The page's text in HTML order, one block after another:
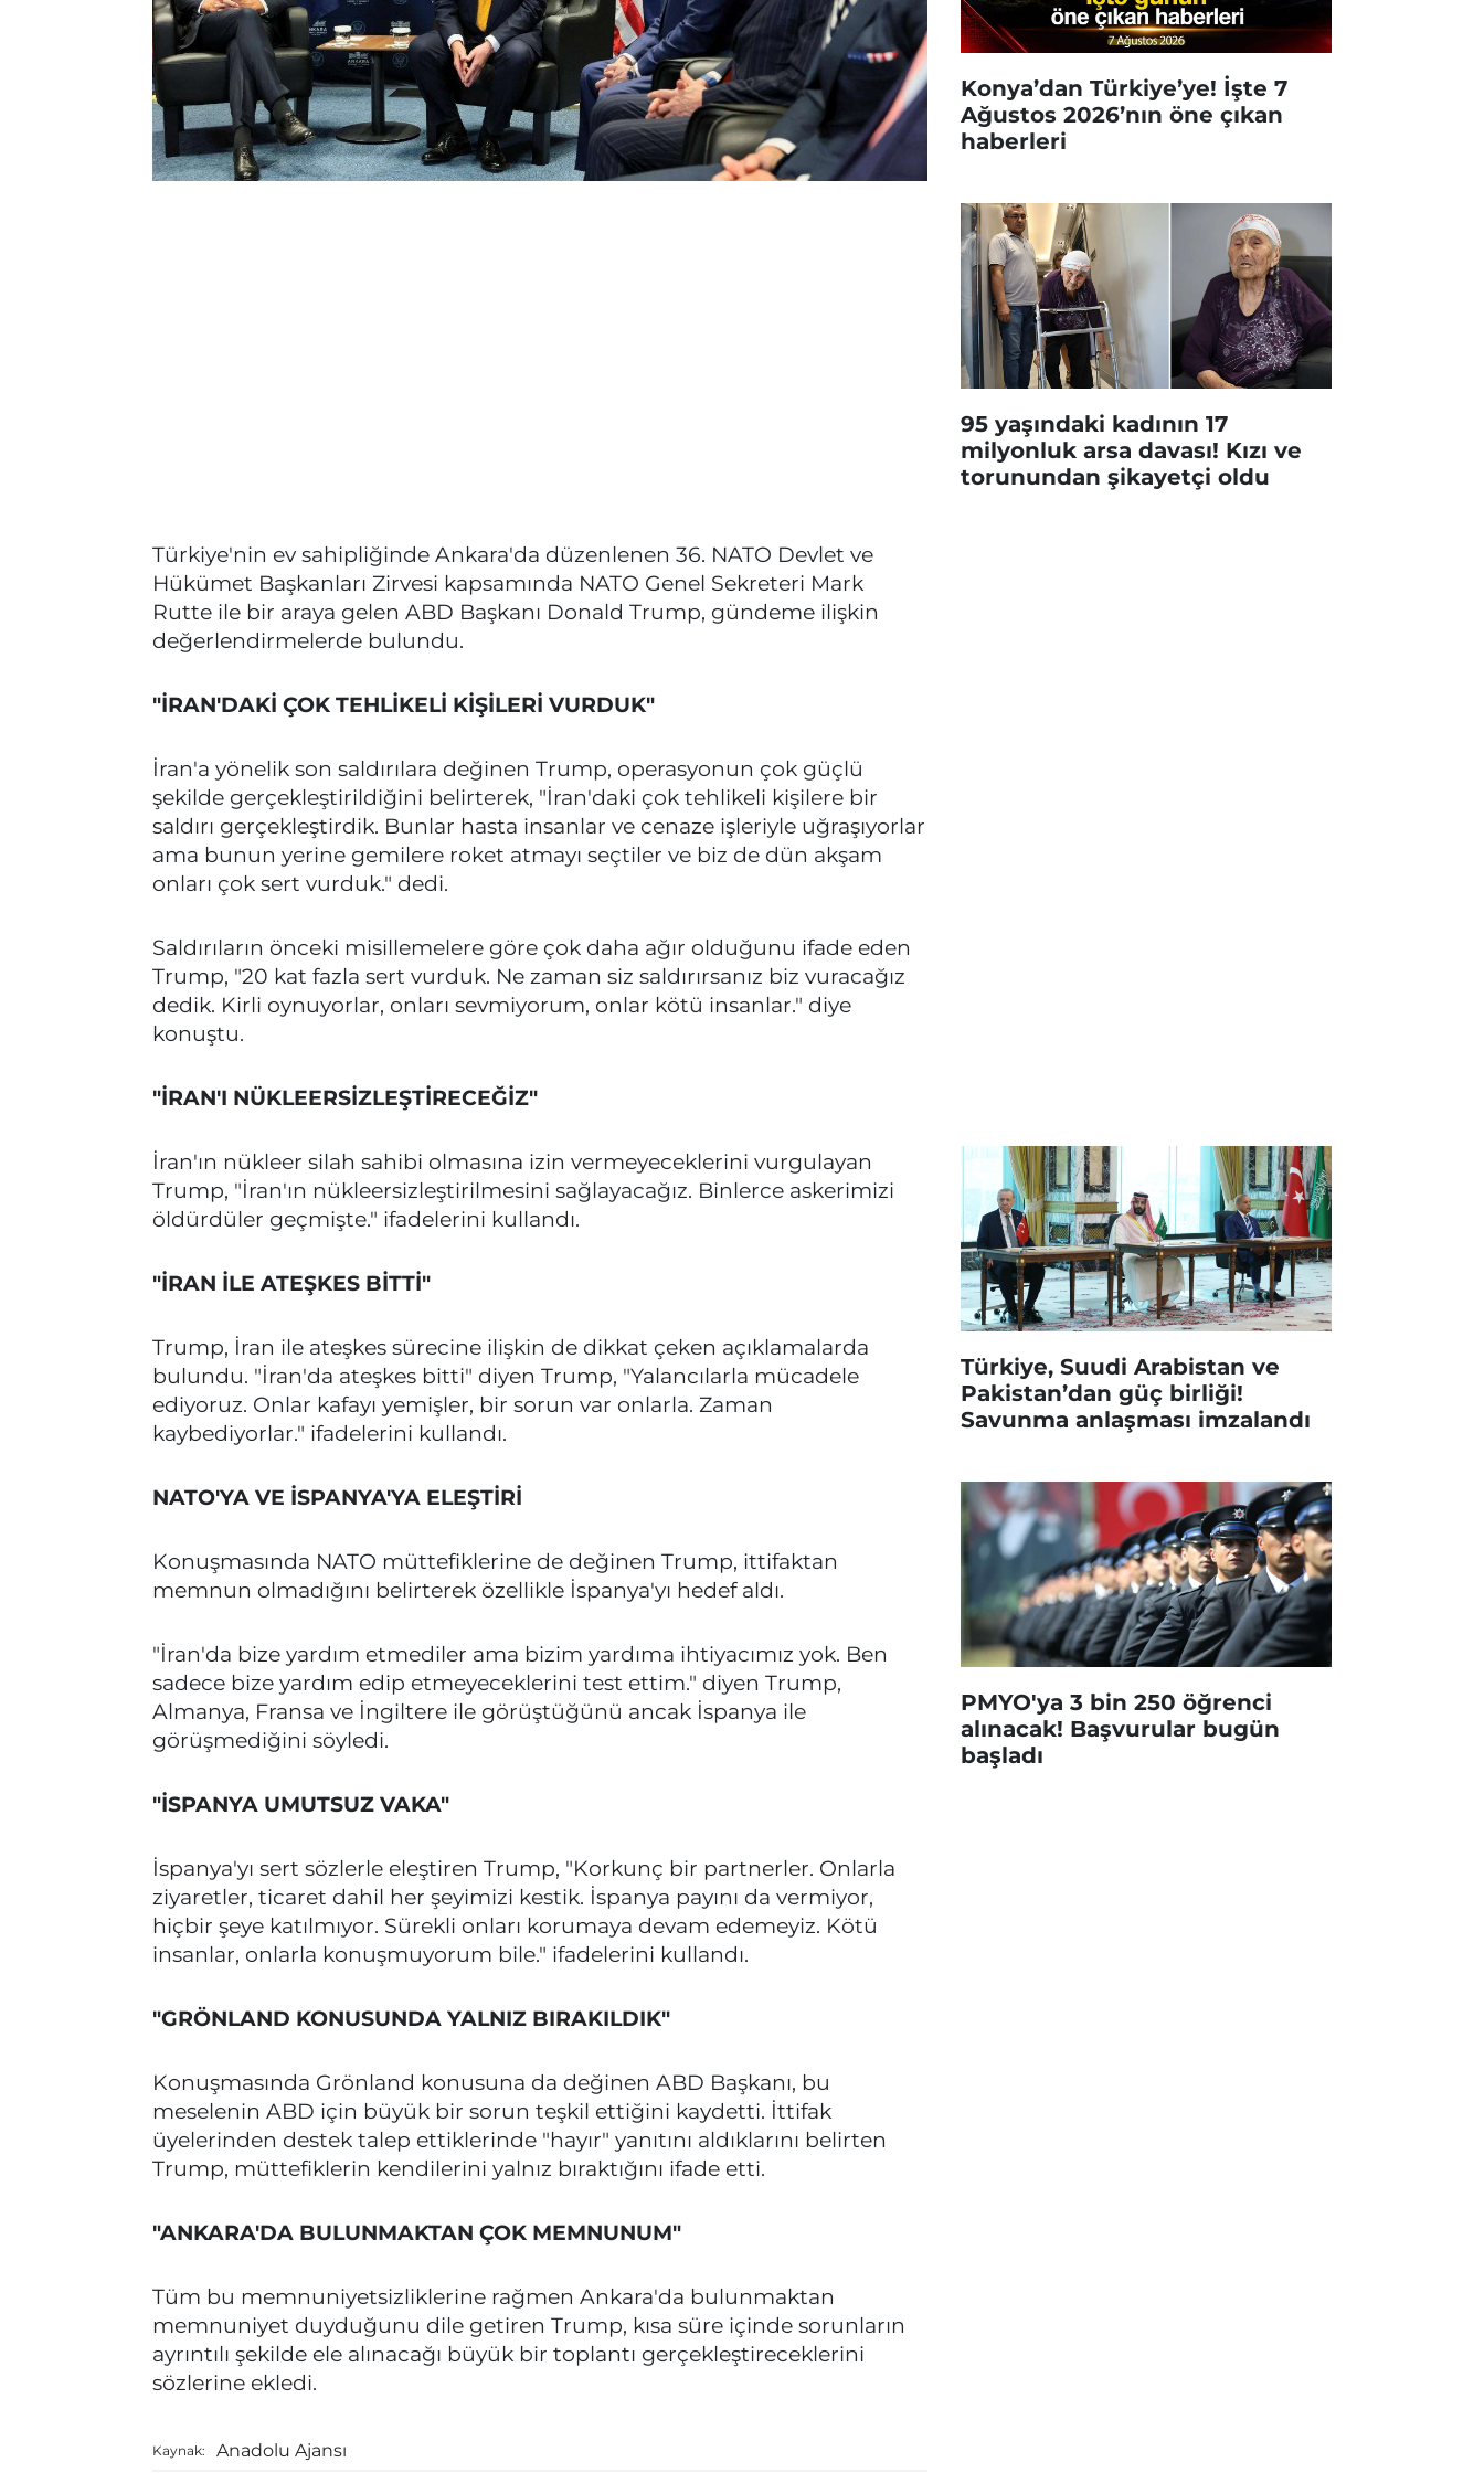
Türkiye'nin ev sahipliğinde Ankara'da düzenlenen 36. NATO Devlet ve
Hükümet Başkanları Zirvesi kapsamında NATO Genel Sekreteri Mark
Rutte ile bir araya gelen ABD Başkanı Donald Trump, gündeme ilişkin
değerlendirmelerde bulundu.
"İRAN'DAKİ ÇOK TEHLİKELİ KİŞİLERİ VURDUK"
İran'a yönelik son saldırılara değinen Trump, operasyonun çok güçlü
şekilde gerçekleştirildiğini belirterek, "İran'daki çok tehlikeli kişilere bir
saldırı gerçekleştirdik. Bunlar hasta insanlar ve cenaze işleriyle uğraşıyorlar
ama bunun yerine gemilere roket atmayı seçtiler ve biz de dün akşam
onları çok sert vurduk." dedi.
Saldırıların önceki misillemelere göre çok daha ağır olduğunu ifade eden
Trump, "20 kat fazla sert vurduk. Ne zaman siz saldırırsanız biz vuracağız
dedik. Kirli oynuyorlar, onları sevmiyorum, onlar kötü insanlar." diye
konuştu.
"İRAN'I NÜKLEERSİZLEŞTİRECEĞİZ"
İran'ın nükleer silah sahibi olmasına izin vermeyeceklerini vurgulayan
Trump, "İran'ın nükleersizleştirilmesini sağlayacağız. Binlerce askerimizi
öldürdüler geçmişte." ifadelerini kullandı.
"İRAN İLE ATEŞKES BİTTİ"
Trump, İran ile ateşkes sürecine ilişkin de dikkat çeken açıklamalarda
bulundu. "İran'da ateşkes bitti" diyen Trump, "Yalancılarla mücadele
ediyoruz. Onlar kafayı yemişler, bir sorun var onlarla. Zaman
kaybediyorlar." ifadelerini kullandı.
NATO'YA VE İSPANYA'YA ELEŞTİRİ
Konuşmasında NATO müttefiklerine de değinen Trump, ittifaktan
memnun olmadığını belirterek özellikle İspanya'yı hedef aldı.
"İran'da bize yardım etmediler ama bizim yardıma ihtiyacımız yok. Ben
sadece bize yardım edip etmeyeceklerini test ettim." diyen Trump,
Almanya, Fransa ve İngiltere ile görüştüğünü ancak İspanya ile
görüşmediğini söyledi.
"İSPANYA UMUTSUZ VAKA"
İspanya'yı sert sözlerle eleştiren Trump, "Korkunç bir partnerler. Onlarla
ziyaretler, ticaret dahil her şeyimizi kestik. İspanya payını da vermiyor,
hiçbir şeye katılmıyor. Sürekli onları korumaya devam edemeyiz. Kötü
insanlar, onlarla konuşmuyorum bile." ifadelerini kullandı.
"GRÖNLAND KONUSUNDA YALNIZ BIRAKILDIK"
Konuşmasında Grönland konusuna da değinen ABD Başkanı, bu
meselenin ABD için büyük bir sorun teşkil ettiğini kaydetti. İttifak
üyelerinden destek talep ettiklerinde "hayır" yanıtını aldıklarını belirten
Trump, müttefiklerin kendilerini yalnız bıraktığını ifade etti.
"ANKARA'DA BULUNMAKTAN ÇOK MEMNUNUM"
Tüm bu memnuniyetsizliklerine rağmen Ankara'da bulunmaktan
memnuniyet duyduğunu dile getiren Trump, kısa süre içinde sorunların
ayrıntılı şekilde ele alınacağı büyük bir toplantı gerçekleştireceklerini
sözlerine ekledi.
Kaynak: Anadolu Ajansı
Konya’dan Türkiye’ye! İşte 7
Ağustos 2026’nın öne çıkan
haberleri
95 yaşındaki kadının 17
milyonluk arsa davası! Kızı ve
torunundan şikayetçi oldu
Türkiye, Suudi Arabistan ve
Pakistan’dan güç birliği!
Savunma anlaşması imzalandı
PMYO'ya 3 bin 250 öğrenci
alınacak! Başvurular bugün
başladı